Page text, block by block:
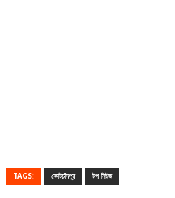
TAGS: কোটচাঁদপুর টপ নিউজ